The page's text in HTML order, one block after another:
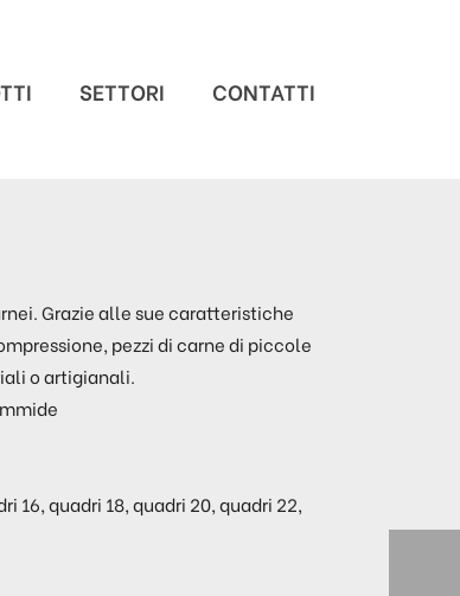
SETTORI CONTATTI
Grazie alle sue caratteristiche
pezzi di carne di piccole
o artigianali.
16, quadri 18, quadri 20, quadri 22,